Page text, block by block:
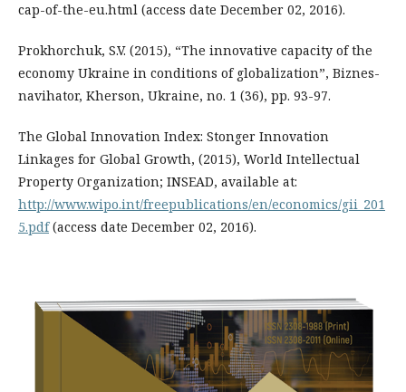
cap-of-the-eu.html (access date December 02, 2016).
Prokhorchuk, S.V. (2015), “The innovative capacity of the
economy Ukraine in conditions of globalization”, Biznes-
navihator, Kherson, Ukraine, no. 1 (36), pp. 93-97.
The Global Innovation Index: Stonger Innovation
Linkages for Global Growth, (2015), World Intellectual
Property Organization; INSEAD, available at:
http://www.wipo.int/freepublications/en/economics/gii_201
5.pdf(access date December 02, 2016).